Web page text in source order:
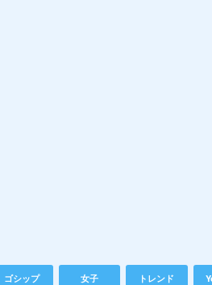
ゴシップ 女子 トレンド